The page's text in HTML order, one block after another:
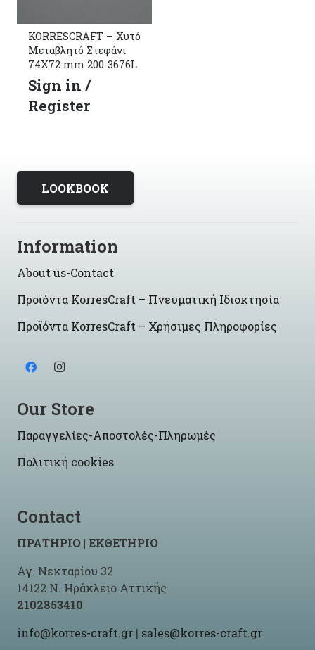
KORRESCRAFT – Χυτό
Μεταβλητό Στεφάνι
74X72 mm 200-3676L
Sign in /
Register
LOOKBOOK
Information
About us-Contact
Προϊόντα KorresCraft – Πνευματική Ιδιοκτησία
Προϊόντα KorresCraft – Χρήσιμες Πληροφορίες
Our Store
Παραγγελίες-Αποστολές-Πληρωμές
Πολιτική cookies
Contact
ΠΡΑΤΗΡΙΟ | ΕΚΘΕΤΗΡΙΟ
Αγ. Νεκταρίου 32
14122 Ν. Ηράκλειο Αττικής
2102853410
info@korres-craft.gr | sales@korres-craft.gr